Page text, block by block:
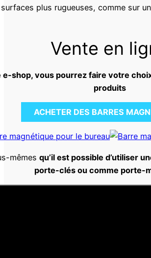
surfaces plus rugueuses, comme sur
Vente en
e-shop, vous pourrez faire votre
produits
ACHETER DES BARRES
mêmes qu’il est possible d’utiliser
porte-clés ou comme porte-